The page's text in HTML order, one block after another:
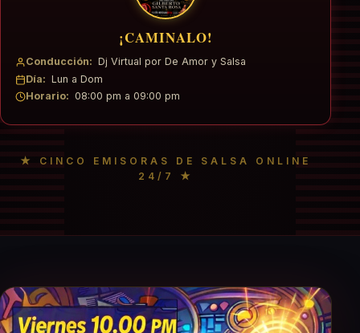
¡CAMINALO!
Conducción: Dj Virtual por De Amor y Salsa
Día: Lun a Dom
Horario: 08:00 pm a 09:00 pm
★ CINCO EMISORAS DE SALSA ONLINE
24/7 ★